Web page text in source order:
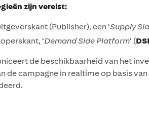
zijn vereist:
(Publisher), een ‘Supply
‘Demand Side Platform‘ (
de beschikbaarheid van het
de campagne in realtime op basis